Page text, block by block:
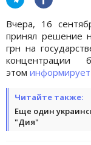
Вчера, 16
принял решение
грн на
концентрации
этом информирует
Читайте также:
Еще один
"Дия"